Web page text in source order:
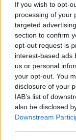
If you wish to opt-
processing of your
targeted
section to confirm
opt-out request is
interest-based ads
us or personal
your opt-out. You
disclosure of your
IAB’s list of
also be disclosed
Downstream
Lotte de Vries · 6 aug
INVESTERINGEN